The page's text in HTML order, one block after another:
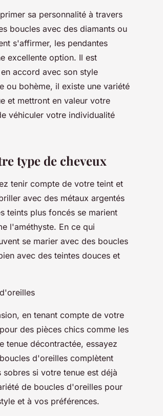
sa personnalité à travers
boucles avec des diamants ou
s'affirmer, les pendantes
excellente option. Il est
accord avec son style
ou bohème, il existe une variété
et mettront en valeur votre
véhiculer votre individualité
type de cheveux
tenir compte de votre teint et
avec des métaux argentés
teints plus foncés se marient
l'améthyste. En ce qui
se marier avec des boucles
avec des teintes douces et
en tenant compte de votre
des pièces chics comme les
tenue décontractée, essayez
d'oreilles complètent
si votre tenue est déjà
de boucles d'oreilles pour
et à vos préférences.